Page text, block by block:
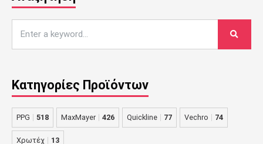
Κατηγορίες Προϊόντων
PPG 518 MaxMayer 426 Quickline 77 Vechro 74
Χρωτέχ 13